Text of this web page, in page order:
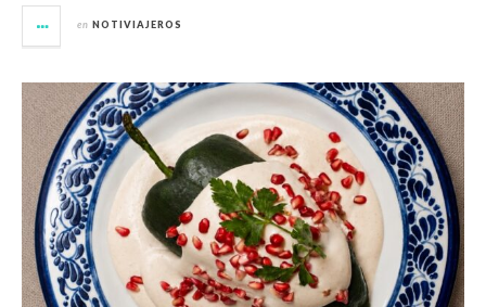
en NOTIVIAJEROS